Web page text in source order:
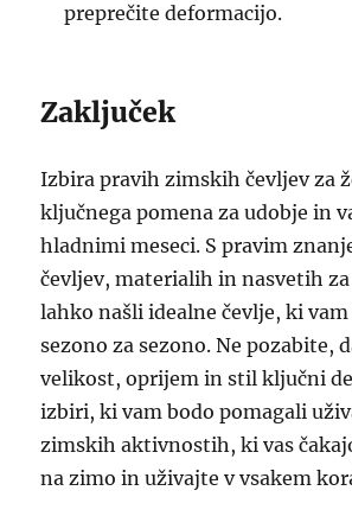
preprečite deformacijo.
Zaključek
Izbira pravih zimskih čevljev za
ključnega pomena za udobje in
hladnimi meseci. S pravim
čevljev, materialih in nasvetih
lahko našli idealne čevlje, ki
sezono za sezono. Ne pozabite,
velikost, oprijem in stil ključni
izbiri, ki vam bodo pomagali
zimskih aktivnostih, ki vas
na zimo in uživajte v vsakem